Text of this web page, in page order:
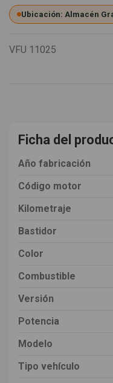
Ubicación: Almacén
VFU 11025
Ficha del
Año fabricación
Código motor
Kilometraje
Bastidor
Color
Combustible
Versión
Potencia
Modelo
Tipo vehículo